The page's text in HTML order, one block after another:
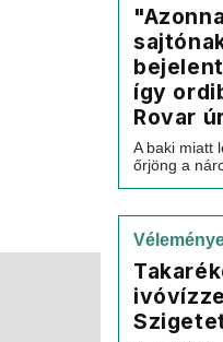
így
Rovar
A baki miatt
őrjöng a